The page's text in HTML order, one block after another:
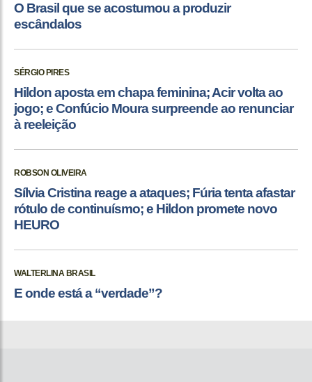
O Brasil que se acostumou a produzir
escândalos
SÉRGIO PIRES
Hildon aposta em chapa feminina; Acir volta ao
jogo; e Confúcio Moura surpreende ao renunciar
à reeleição
ROBSON OLIVEIRA
Sílvia Cristina reage a ataques; Fúria tenta afastar
rótulo de continuísmo; e Hildon promete novo
HEURO
WALTERLINA BRASIL
E onde está a “verdade”?